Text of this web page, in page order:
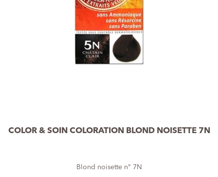
COLOR & SOIN COLORATION BLOND NOISETTE 7N
Blond noisette n° 7N